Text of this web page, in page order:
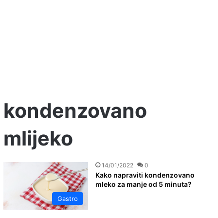
kondenzovano
mlijeko
Gastro
14/01/2022 0
Kako napraviti kondenzovano
mleko za manje od 5 minuta?